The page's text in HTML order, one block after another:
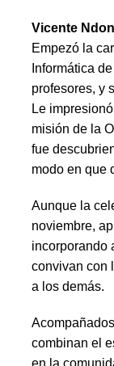
Vicente
Empezó la
Informática
profesores, y
Le
misión de la
fue
modo en que
Aunque la
noviembre,
incorporando
convivan con
a los demás.
combinan el
en la